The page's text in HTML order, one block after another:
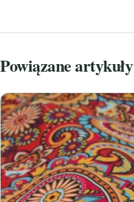
Powiązane artykuły